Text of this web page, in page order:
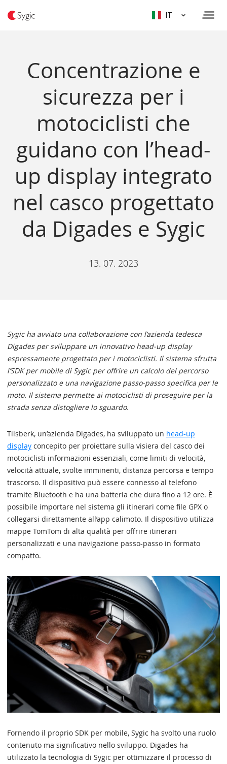
IT
Concentrazione e
sicurezza per i
motociclisti che
guidano con l’head-
up display integrato
nel casco progettato
da Digades e Sygic
13. 07. 2023
Sygic ha avviato una collaborazione con l’azienda tedesca
Digades per sviluppare un innovativo head-up display
espressamente progettato per i motociclisti. Il sistema sfrutta
l’SDK per mobile di Sygic per offrire un calcolo del percorso
personalizzato e una navigazione passo-passo specifica per le
moto. Il sistema permette ai motociclisti di proseguire per la
strada senza distogliere lo sguardo.
Tilsberk, un’azienda Digades, ha sviluppato un head-up
display concepito per proiettare sulla visiera del casco dei
motociclisti informazioni essenziali, come limiti di velocità,
velocità attuale, svolte imminenti, distanza percorsa e tempo
trascorso. Il dispositivo può essere connesso al telefono
tramite Bluetooth e ha una batteria che dura fino a 12 ore. È
possibile importare nel sistema gli itinerari come file GPX o
collegarsi direttamente all’app calimoto. Il dispositivo utilizza
mappe TomTom di alta qualità per offrire itinerari
personalizzati e una navigazione passo-passo in formato
compatto.
Fornendo il proprio SDK per mobile, Sygic ha svolto una ruolo
contenuto ma significativo nello sviluppo. Digades ha
utilizzato la tecnologia di Sygic per ottimizzare il processo di